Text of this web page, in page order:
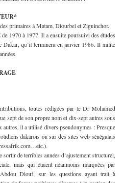
primaires à Matam, Diourbel et Ziguinchor.
1970 à 1977. Il a ensuite poursuivi des études
Dakar, qu’il terminera en janvier 1986. Il milite
toutes rédigées par le Dr Mohamed
sept de son propre nom et dix-sept autres sous
il a utilisé divers pseudonymes : Presque
dakarois ou sur des sites web sénégalais
de terribles années d’ajustement structurel,
mais qui étaient néanmoins marquées par
Abdou Diouf, sur les questions ayant trait à